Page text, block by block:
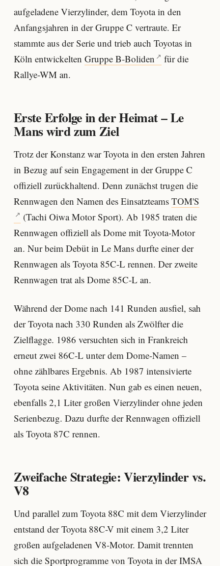
aufgeladene Vierzylinder, dem Toyota in den
Anfangsjahren in der Gruppe C vertraute. Er
stammte aus der Serie und trieb auch Toyotas in
Köln entwickelten Gruppe B-Boliden
für die
Rallye-WM an.
Erste Erfolge in der Heimat – Le
Mans wird zum Ziel
Trotz der Konstanz war Toyota in den ersten Jahren
in Bezug auf sein Engagement in der Gruppe C
offiziell zurückhaltend. Denn zunächst trugen die
Rennwagen den Namen des Einsatzteams TOM'S
(Tachi Oiwa Motor Sport). Ab 1985 traten die
Rennwagen offiziell als Dome mit Toyota-Motor
an. Nur beim Debüt in Le Mans durfte einer der
Rennwagen als Toyota 85C-L rennen. Der zweite
Rennwagen trat als Dome 85C-L an.
Während der Dome nach 141 Runden ausfiel, sah
der Toyota nach 330 Runden als Zwölfter die
Zielflagge. 1986 versuchten sich in Frankreich
erneut zwei 86C-L unter dem Dome-Namen –
ohne zählbares Ergebnis. Ab 1987 intensivierte
Toyota seine Aktivitäten. Nun gab es einen neuen,
ebenfalls 2,1 Liter großen Vierzylinder ohne jeden
Serienbezug. Dazu durfte der Rennwagen offiziell
als Toyota 87C rennen.
Zweifache Strategie: Vierzylinder vs.
V8
Und parallel zum Toyota 88C mit dem Vierzylinder
entstand der Toyota 88C-V mit einem 3,2 Liter
großen aufgeladenen V8-Motor. Damit trennten
sich die Sportprogramme von Toyota in derIMSA